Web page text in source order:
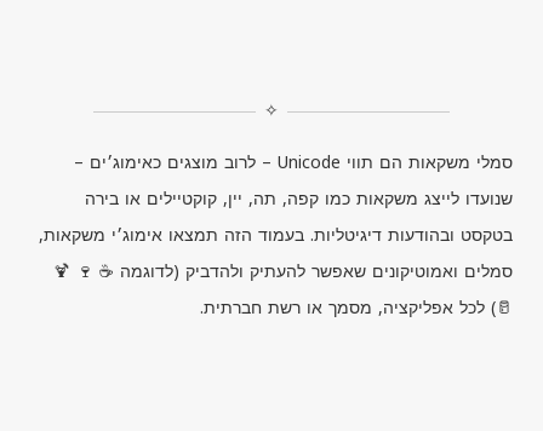
✧
סמלי משקאות הם תווי Unicode – לרוב מוצגים כאימוג׳ים –
שנועדו לייצג משקאות כמו קפה, תה, יין, קוקטיילים או בירה
בטקסט ובהודעות דיגיטליות. בעמוד הזה תמצאו אימוג׳י משקאות,
סמלים ואמוטיקונים שאפשר להעתיק ולהדביק (לדוגמה ☕ 🍷 🍹
🥛) לכל אפליקציה, מסמך או רשת חברתית.